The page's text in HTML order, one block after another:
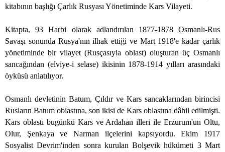
kitabının başlığı Çarlık Rusyası Yönetiminde Kars Vilayeti.
Kitapta, 93 Harbi olarak adlandırılan 1877-1878 Osmanlı-Rus
Savaşı sonunda Rusya'nın ilhak ettiği ve Mart 1918'e kadar çarlık
yönetiminde bir vilayet (Rusçasıyla oblast) oluşturan üç Osmanlı
sancağından (elviye-i selase) ikisinin 1878-1914 yılları arasındaki
öyküsü anlatılıyor.
Osmanlı devletinin Batum, Çıldır ve Kars sancaklarından birincisi
Rusların Batum oblastına, son ikisi de Kars oblastına dâhil edilmişti.
Kars oblastı bugünkü Kars ve Ardahan illeri ile Erzurum'un Oltu,
Olur, Şenkaya ve Narman ilçelerini kapsıyordu. Ekim 1917
Sosyalist Devrim'inden sonra kurulan Bolşevik hükümeti 3 Mart